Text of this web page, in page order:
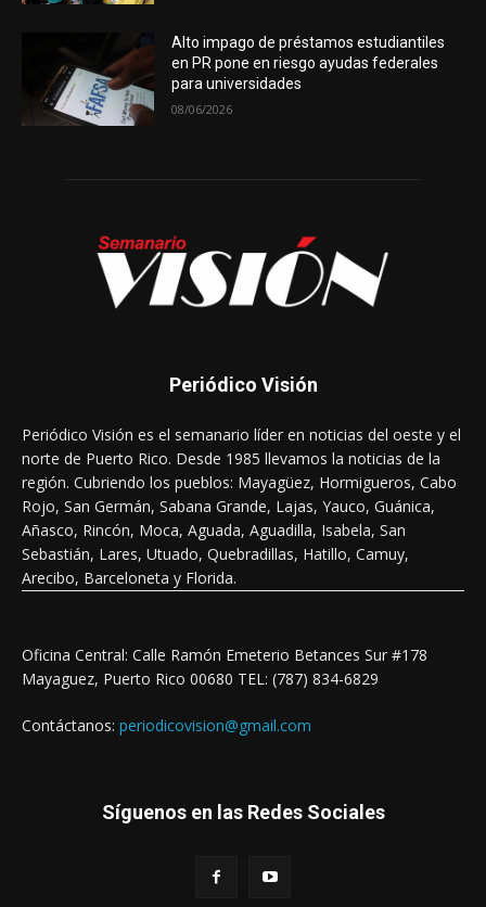
Alto impago de préstamos estudiantiles
en PR pone en riesgo ayudas federales
para universidades
08/06/2026
Periódico Visión
Periódico Visión es el semanario líder en noticias del oeste y el
norte de Puerto Rico. Desde 1985 llevamos la noticias de la
región. Cubriendo los pueblos: Mayagüez, Hormigueros, Cabo
Rojo, San Germán, Sabana Grande, Lajas, Yauco, Guánica,
Añasco, Rincón, Moca, Aguada, Aguadilla, Isabela, San
Sebastián, Lares, Utuado, Quebradillas, Hatillo, Camuy,
Arecibo, Barceloneta y Florida.
Oficina Central: Calle Ramón Emeterio Betances Sur #178
Mayaguez, Puerto Rico 00680 TEL: (787) 834-6829
Contáctanos: periodicovision@gmail.com
Síguenos en las Redes Sociales